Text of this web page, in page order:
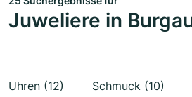
Juweliere in
Uhren (12) Schmuck (10)